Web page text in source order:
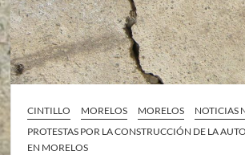
CINTILLO MORELOS MORELOS
NOTICIAS
PROTESTAS POR LA CONSTRUCCIÓN DE LA
EN MORELOS